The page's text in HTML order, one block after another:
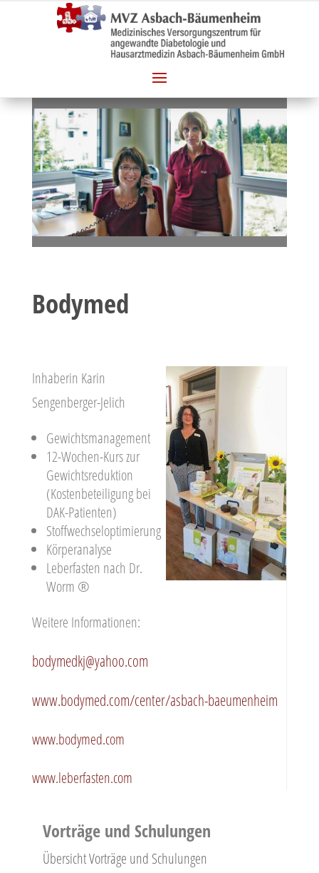
Bodymed
Inhaberin Karin
Sengenberger-Jelich
Gewichtsmanagement
12-Wochen-Kurs zur
Gewichtsreduktion
(Kostenbeteiligung bei
DAK-Patienten)
Stoffwechseloptimierung
Körperanalyse
Leberfasten nach Dr.
Worm ®
Weitere Informationen:
bodymedkj@yahoo.com
www.bodymed.com/center/asbach-baeumenheim
www.bodymed.com
www.leberfasten.com
Vorträge und Schulungen
Übersicht Vorträge und Schulungen